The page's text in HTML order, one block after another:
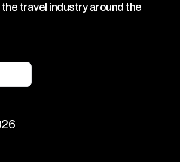
travel industry around the